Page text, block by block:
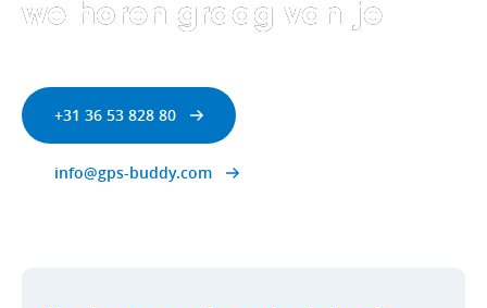
we horen graag van je
+31 36 53 828 80
info@gps-buddy.com